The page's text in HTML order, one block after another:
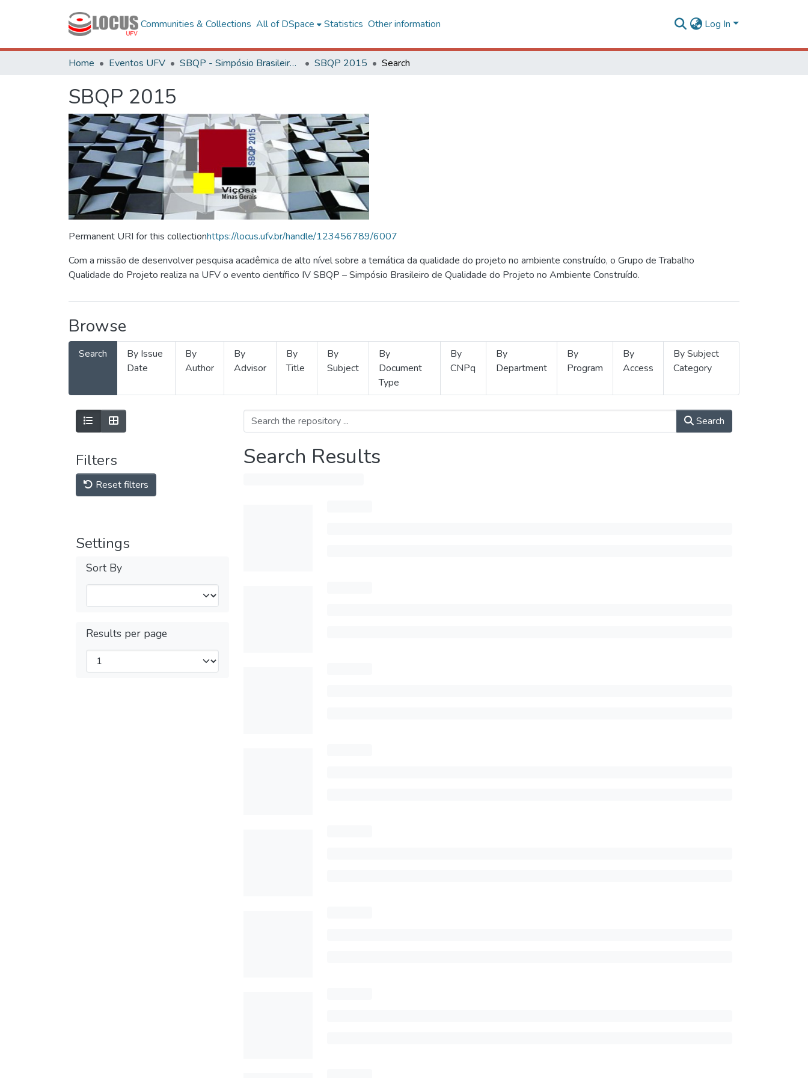
Communities & Collections All of DSpace Statistics Other information Log In
Home Eventos UFV SBQP - Simpósio Brasileiro de Qualidade do Projeto no Ambiente Construído SBQP 2015 Search
SBQP 2015
Permanent URI for this collectionhttps://locus.ufv.br/handle/123456789/6007
Com a missão de desenvolver pesquisa acadêmica de alto nível sobre a temática da qualidade do projeto no ambiente construído, o Grupo de Trabalho
Qualidade do Projeto realiza na UFV o evento científico IV SBQP – Simpósio Brasileiro de Qualidade do Projeto no Ambiente Construído.
Browse
Search
By Issue
Date
By
Author
By
Advisor
By
Title
By
Subject
By
Document
Type
By
CNPq
By
Department
By
Program
By
Access
By Subject
Category
Filters
Reset filters
Settings
Sort By
Results per page
Search
Search Results